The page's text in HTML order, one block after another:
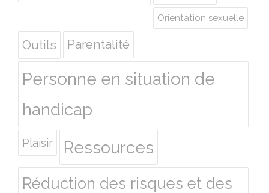
Orientation sexuelle
Outils Parentalité
Personne en situation de
handicap
Plaisir Ressources
Réduction des risques et des